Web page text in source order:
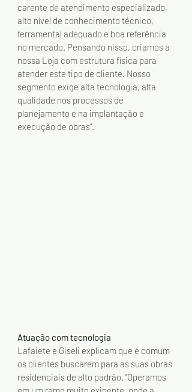
carente de atendimento especializado,
alto nível de conhecimento técnico,
ferramental adequado e boa referência
no mercado. Pensando nisso, criamos a
nossa Loja com estrutura física para
atender este tipo de cliente. Nosso
segmento exige alta tecnologia, alta
qualidade nos processos de
planejamento e na implantação e
execução de obras”.
Atuação com tecnologia
Lafaiete e Giseli explicam que é comum
os clientes buscarem para as suas obras
residenciais de alto padrão. “Operamos